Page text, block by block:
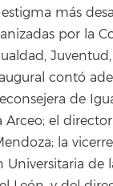
más
por la
contó
de
Arceo; el
la
Universitaria de